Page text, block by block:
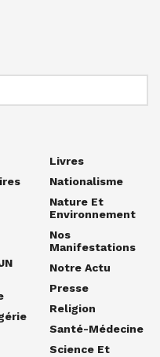
Livres
Nationalisme
Nature Et
Environnement
Nos
Manifestations
Notre Actu
Presse
Religion
Santé-Médecine
Science Et